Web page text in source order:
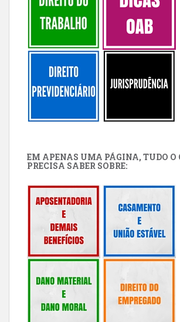
EM APENAS UMA PÁGINA, TUDO O
PRECISA SABER SOBRE: